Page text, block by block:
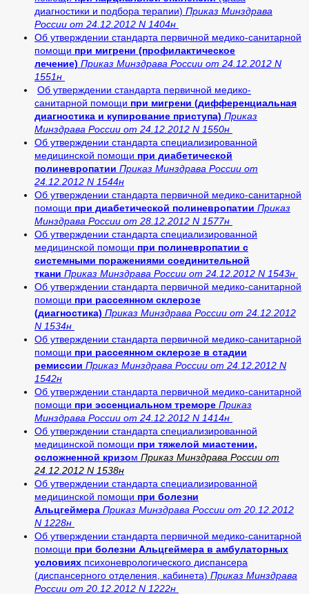
диагностики и подбора терапии) Приказ Минздрава
России от 24.12.2012 N 1404н
Об утверждении стандарта первичной медико-санитарной
помощи при мигрени (профилактическое
лечение) Приказ Минздрава России от 24.12.2012 N
1551н
Об утверждении стандарта первичной медико-
санитарной помощи при мигрени (дифференциальная
диагностика и купирование приступа) Приказ
Минздрава России от 24.12.2012 N 1550н
Об утверждении стандарта специализированной
медицинской помощи при диабетической
полиневропатии Приказ Минздрава России от
24.12.2012 N 1544н
Об утверждении стандарта первичной медико-санитарной
помощи при диабетической полиневропатии Приказ
Минздрава России от 28.12.2012 N 1577н
Об утверждении стандарта специализированной
медицинской помощи при полиневропатии с
системными поражениями соединительной
ткани Приказ Минздрава России от 24.12.2012 N 1543н
Об утверждении стандарта первичной медико-санитарной
помощи при рассеянном склерозе
(диагностика) Приказ Минздрава России от 24.12.2012
N 1534н
Об утверждении стандарта первичной медико-санитарной
помощи при рассеянном склерозе в стадии
ремиссии Приказ Минздрава России от 24.12.2012 N
1542н
Об утверждении стандарта первичной медико-санитарной
помощи при эссенциальном треморе Приказ
Минздрава России от 24.12.2012 N 1414н
Об утверждении стандарта специализированной
медицинской помощи при тяжелой миастении,
осложненной кризом Приказ Минздрава России от
24.12.2012 N 1538н
Об утверждении стандарта специализированной
медицинской помощи при болезни
Альцгеймера Приказ Минздрава России от 20.12.2012
N 1228н
Об утверждении стандарта первичной медико-санитарной
помощи при болезни Альцгеймера в амбулаторных
условиях психоневрологического диспансера
(диспансерного отделения, кабинета) Приказ Минздрава
России от 20.12.2012 N 1222н